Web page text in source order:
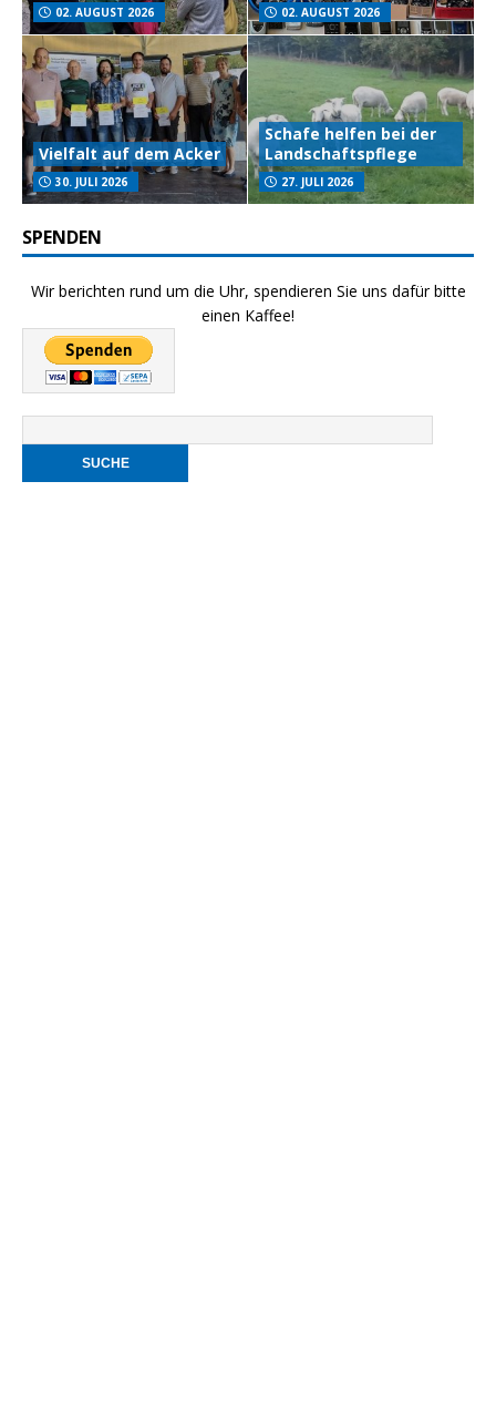
02. AUGUST 2026 02. AUGUST 2026
Vielfalt auf dem Acker
30. JULI 2026
Schafe helfen bei der
Landschaftspflege
27. JULI 2026
SPENDEN
Wir berichten rund um die Uhr, spendieren Sie uns dafür bitte
einen Kaffee!